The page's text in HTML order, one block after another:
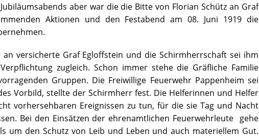
aber war die die Bitte von Florian Schütz an Graf
Aktionen und den Festabend am 08. Juni 1919 die
versicherte Graf Egloffstein und die Schirmherrschaft sei ihm
zugleich. Schon immer stehe die Gräfliche Familie
Gruppen. Die Freiwillige Feuerwehr Pappenheim sei
Vorbild, stellte der Schirmherr fest. Die Helferinnen und Helfer
vorhersehbaren Ereignissen zu tun, für die sie Tag und Nacht
Bei den Einsätzen der ehrenamtlichen Feuerwehrleute gehe
um den Schutz von Leib und Leben und auch materiellem Gut.